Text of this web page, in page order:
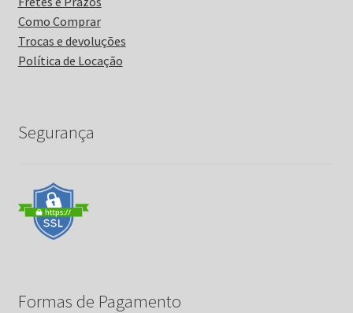
Como Comprar
Trocas e devoluções
Política de Locação
Segurança
Formas de Pagamento